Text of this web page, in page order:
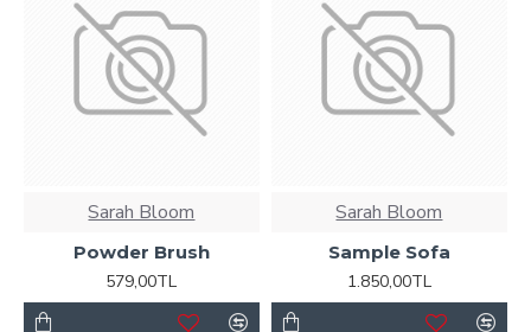
Sarah Bloom
Powder Brush
579,00TL
Sarah Bloom
Sample Sofa
1.850,00TL